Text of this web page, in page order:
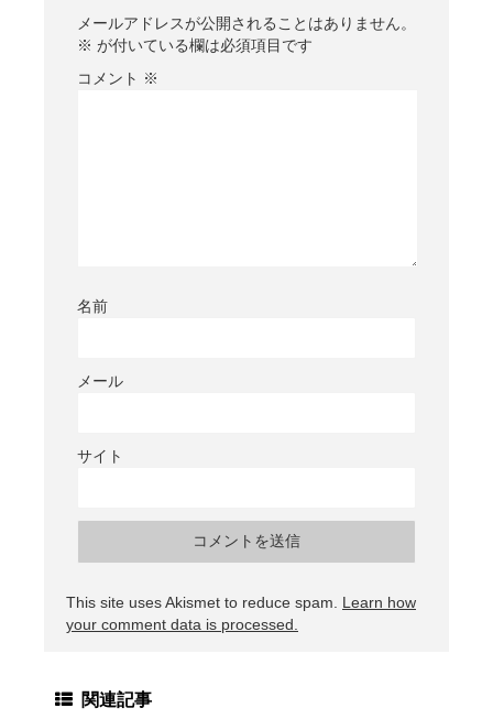
メールアドレスが公開されることはありません。
※ が付いている欄は必須項目です
コメント ※
名前
メール
サイト
This site uses Akismet to reduce spam. Learn how
your comment data is processed.
関連記事